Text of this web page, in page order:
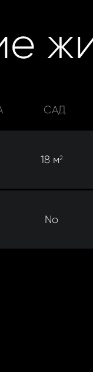
САД
18 м2
No